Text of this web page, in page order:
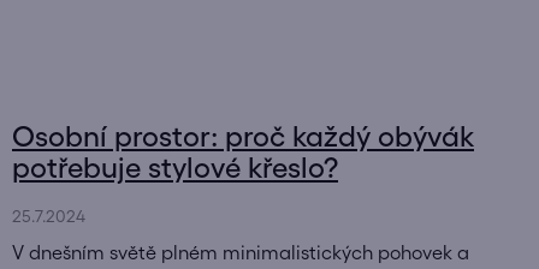
Osobní prostor: proč každý obývák
potřebuje stylové křeslo?
25.7.2024
V dnešním světě plném minimalistických pohovek a